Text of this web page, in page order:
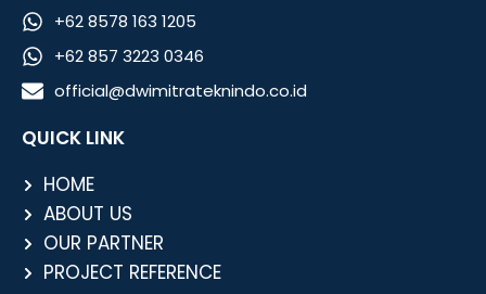
+62 8578 163 1205
+62 857 3223 0346
official@dwimitrateknindo.co.id
QUICK LINK
HOME
ABOUT US
OUR PARTNER
PROJECT REFERENCE